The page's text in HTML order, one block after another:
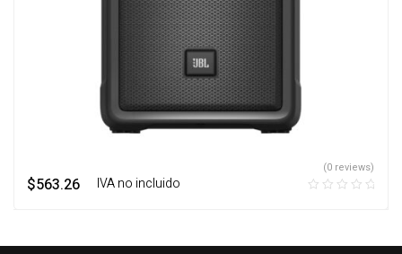
$563.26 ‎ ‎ ‎ IVA no incluido
(0 reviews)